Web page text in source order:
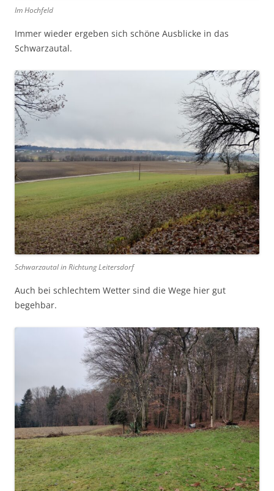
Im Hochfeld
Immer wieder ergeben sich schöne Ausblicke in das
Schwarzautal.
Schwarzautal in Richtung Leitersdorf
Auch bei schlechtem Wetter sind die Wege hier gut
begehbar.